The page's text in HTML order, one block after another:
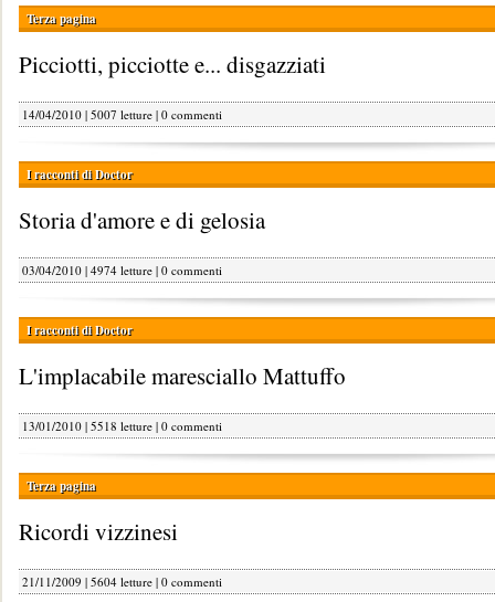
Terza pagina
Picciotti, picciotte e... disgazziati
14/04/2010 | 5007 letture | 0 commenti
I racconti di Doctor
Storia d'amore e di gelosia
03/04/2010 | 4974 letture | 0 commenti
I racconti di Doctor
L'implacabile maresciallo Mattuffo
13/01/2010 | 5518 letture | 0 commenti
Terza pagina
Ricordi vizzinesi
21/11/2009 | 5604 letture | 0 commenti